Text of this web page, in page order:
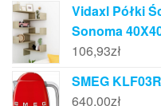
Vidaxl Półki
Sonoma
106,93zł
SMEG
640,00zł